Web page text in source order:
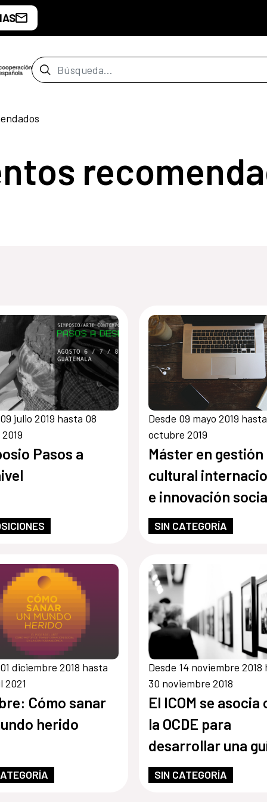
Barra de búsqueda
julio 2019 hasta 08
Pasos a
Desde 09 mayo 2019
octubre 2019
Máster en gestión
cultural
e innovación
SIN CATEGORÍA
diciembre 2018 hasta
2021
Cómo sanar
herido
Desde 14 noviembre 2018
30 noviembre 2018
El ICOM se asocia
la OCDE para
desarrollar una
para gobiernos
locales,
SIN CATEGORÍA